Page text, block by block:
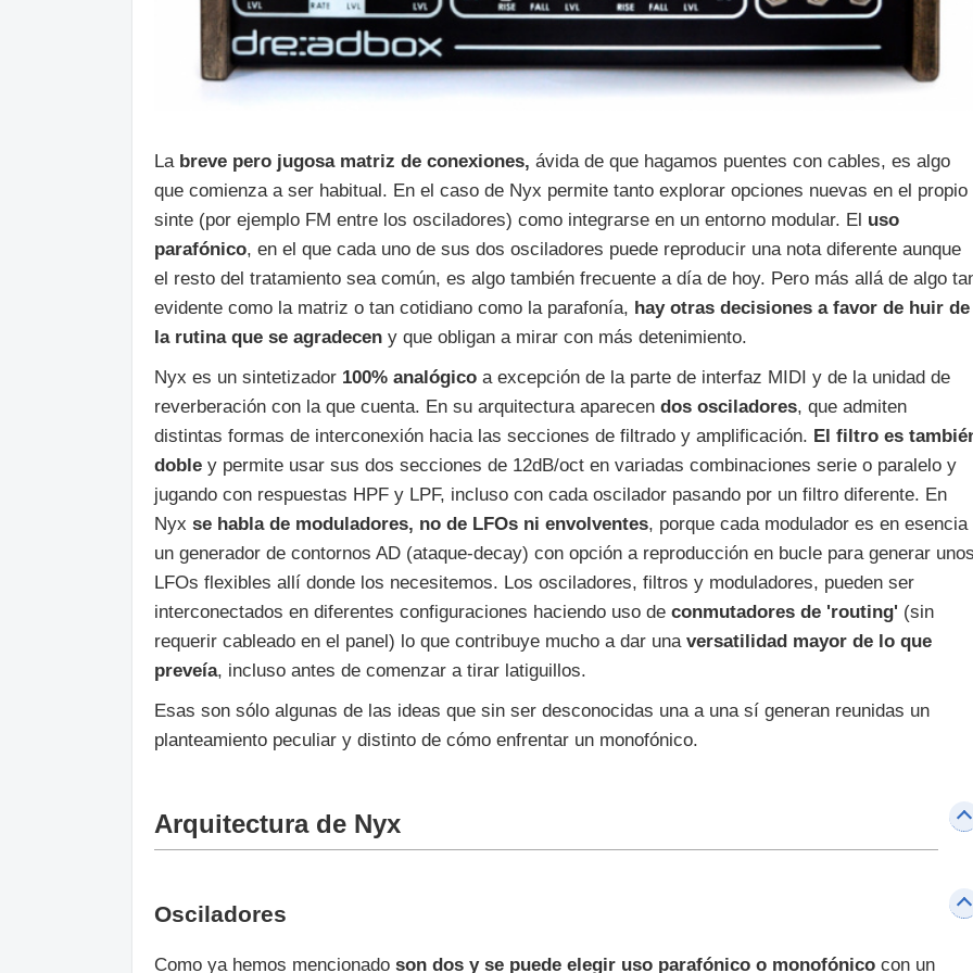
La breve pero jugosa matriz de conexiones, ávida de que hagamos puentes con cables, es algo
que comienza a ser habitual. En el caso de Nyx permite tanto explorar opciones nuevas en el propio
sinte (por ejemplo FM entre los osciladores) como integrarse en un entorno modular. El uso
parafónico, en el que cada uno de sus dos osciladores puede reproducir una nota diferente aunque
el resto del tratamiento sea común, es algo también frecuente a día de hoy. Pero más allá de algo
evidente como la matriz o tan cotidiano como la parafonía, hay otras decisiones a favor de huir de
la rutina que se agradecen y que obligan a mirar con más detenimiento.
Nyx es un sintetizador 100% analógico a excepción de la parte de interfaz MIDI y de la unidad de
reverberación con la que cuenta. En su arquitectura aparecen dos osciladores, que admiten
distintas formas de interconexión hacia las secciones de filtrado y amplificación. El filtro es
doble y permite usar sus dos secciones de 12dB/oct en variadas combinaciones serie o paralelo y
jugando con respuestas HPF y LPF, incluso con cada oscilador pasando por un filtro diferente. En
Nyx se habla de moduladores, no de LFOs ni envolventes, porque cada modulador es en esencia
un generador de contornos AD (ataque-decay) con opción a reproducción en bucle para generar
LFOs flexibles allí donde los necesitemos. Los osciladores, filtros y moduladores, pueden ser
interconectados en diferentes configuraciones haciendo uso de conmutadores de 'routing' (sin
requerir cableado en el panel) lo que contribuye mucho a dar una versatilidad mayor de lo que
preveía, incluso antes de comenzar a tirar latiguillos.
Esas son sólo algunas de las ideas que sin ser desconocidas una a una sí generan reunidas un
planteamiento peculiar y distinto de cómo enfrentar un monofónico.
Arquitectura de Nyx
Osciladores
Como ya hemos mencionado son dos y se puede elegir uso parafónico o monofónico con un